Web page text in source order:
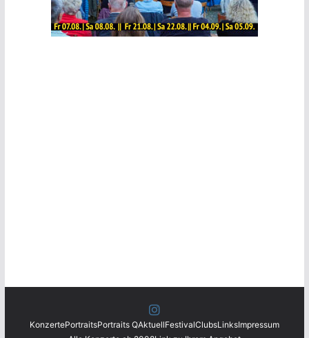
KonzertePortraitsPortraits QAktuellFestivalClubsLinksImpressum